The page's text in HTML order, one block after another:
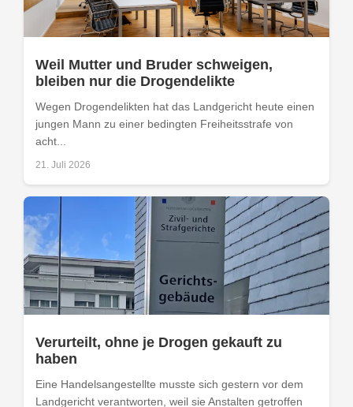
Weil Mutter und Bruder schweigen,
bleiben nur die Drogendelikte
Wegen Drogendelikten hat das Landgericht heute einen
jungen Mann zu einer bedingten Freiheitsstrafe von
acht...
21. Juli 2026
Verurteilt, ohne je Drogen gekauft zu
haben
Eine Handelsangestellte musste sich gestern vor dem
Landgericht verantworten, weil sie Anstalten getroffen